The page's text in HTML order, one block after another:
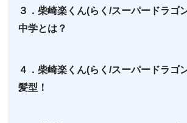
３．柴崎楽くん(らく/スーパードラゴ
中学とは？
４．柴崎楽くん(らく/スーパードラゴ
髪型！